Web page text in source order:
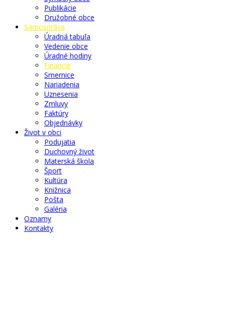
Publikácie
Družobné obce
Samospráva
Úradná tabuľa
Vedenie obce
Úradné hodiny
Financie
Smernice
Nariadenia
Uznesenia
Zmluvy
Faktúry
Objednávky
Život v obci
Podujatia
Duchovný život
Materská škola
Šport
Kultúra
Knižnica
Pošta
Galéria
Oznamy
Kontakty